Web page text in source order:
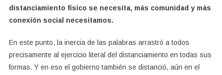
distanciamiento físico se necesita, más comunidad y más
conexión social necesitamos.
En este punto, la inercia de las palabras arrastró a todos
precisamente al ejercicio literal del distanciamiento en todas sus
formas. Y en eso el gobierno también se distanció, aún en el